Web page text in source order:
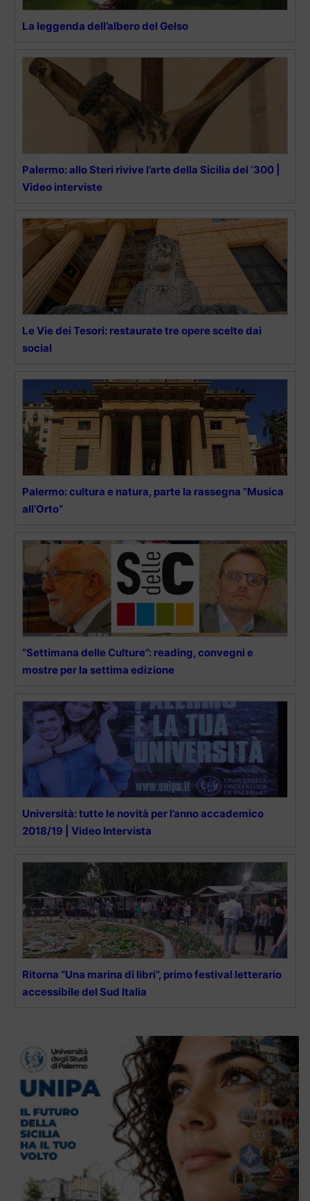
La leggenda dell’albero del Gelso
Palermo: allo Steri rivive l’arte della Sicilia del ‘300 |
Video interviste
Le Vie dei Tesori: restaurate tre opere scelte dai
social
Palermo: cultura e natura, parte la rassegna “Musica
all’Orto”
“Settimana delle Culture”: reading, convegni e
mostre per la settima edizione
Università: tutte le novità per l’anno accademico
2018/19 | Video Intervista
Ritorna “Una marina di libri”, primo festival letterario
accessibile del Sud Italia